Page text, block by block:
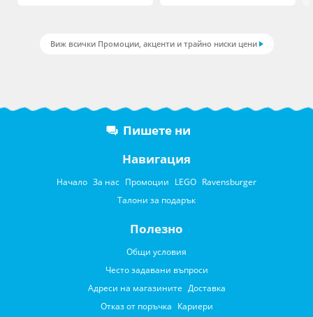
Виж всички Промоции, акценти и трайно ниски цени
Пишете ни
Навигация
Начало За нас Промоции LEGO Ravensburger
Талони за подарък
Полезно
Общи условия
Често задавани въпроси
Адреси на магазините Доставка
Отказ от поръчка Кариери